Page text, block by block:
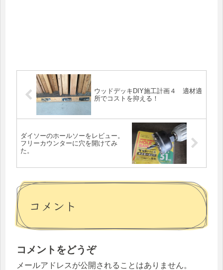
ウッドデッキDIY施工計画４ 適材適
所でコストを抑える！
ダイソーのホールソーをレビュー。
フリーカウンターに穴を開けてみ
た。
コメント
コメントをどうぞ
メールアドレスが公開されることはありません。